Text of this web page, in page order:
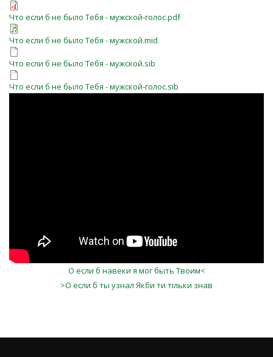
Что если б не было Тебя - мужской-голос.pdf
Что если б не было Тебя - мужской.mid
Что если б не было Тебя - мужской.sib
Что если б не было Тебя - мужской-голос.sib
О если б навеки я мог быть Твоим<
>О если б ты узнал Якби ти тільки знав